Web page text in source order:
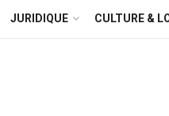
JURIDIQUE CULTURE &